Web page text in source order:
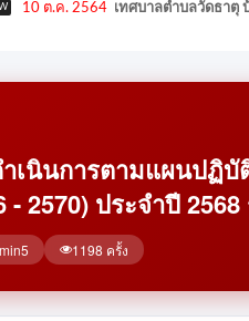
10 ต.ค. 2564 เทศบาลตำบลวัดธาตุ
เนินการตามแผนปฏิ
- 2570) ประจำปี
1198 ครั้ง